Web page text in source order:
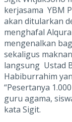
kerjasama YBM
akan ditularkan
menghafal
mengenalkan
sekaligus
langsung Ustad
Habiburrahim
“Pesertanya
guru agama,
kata Sigit.